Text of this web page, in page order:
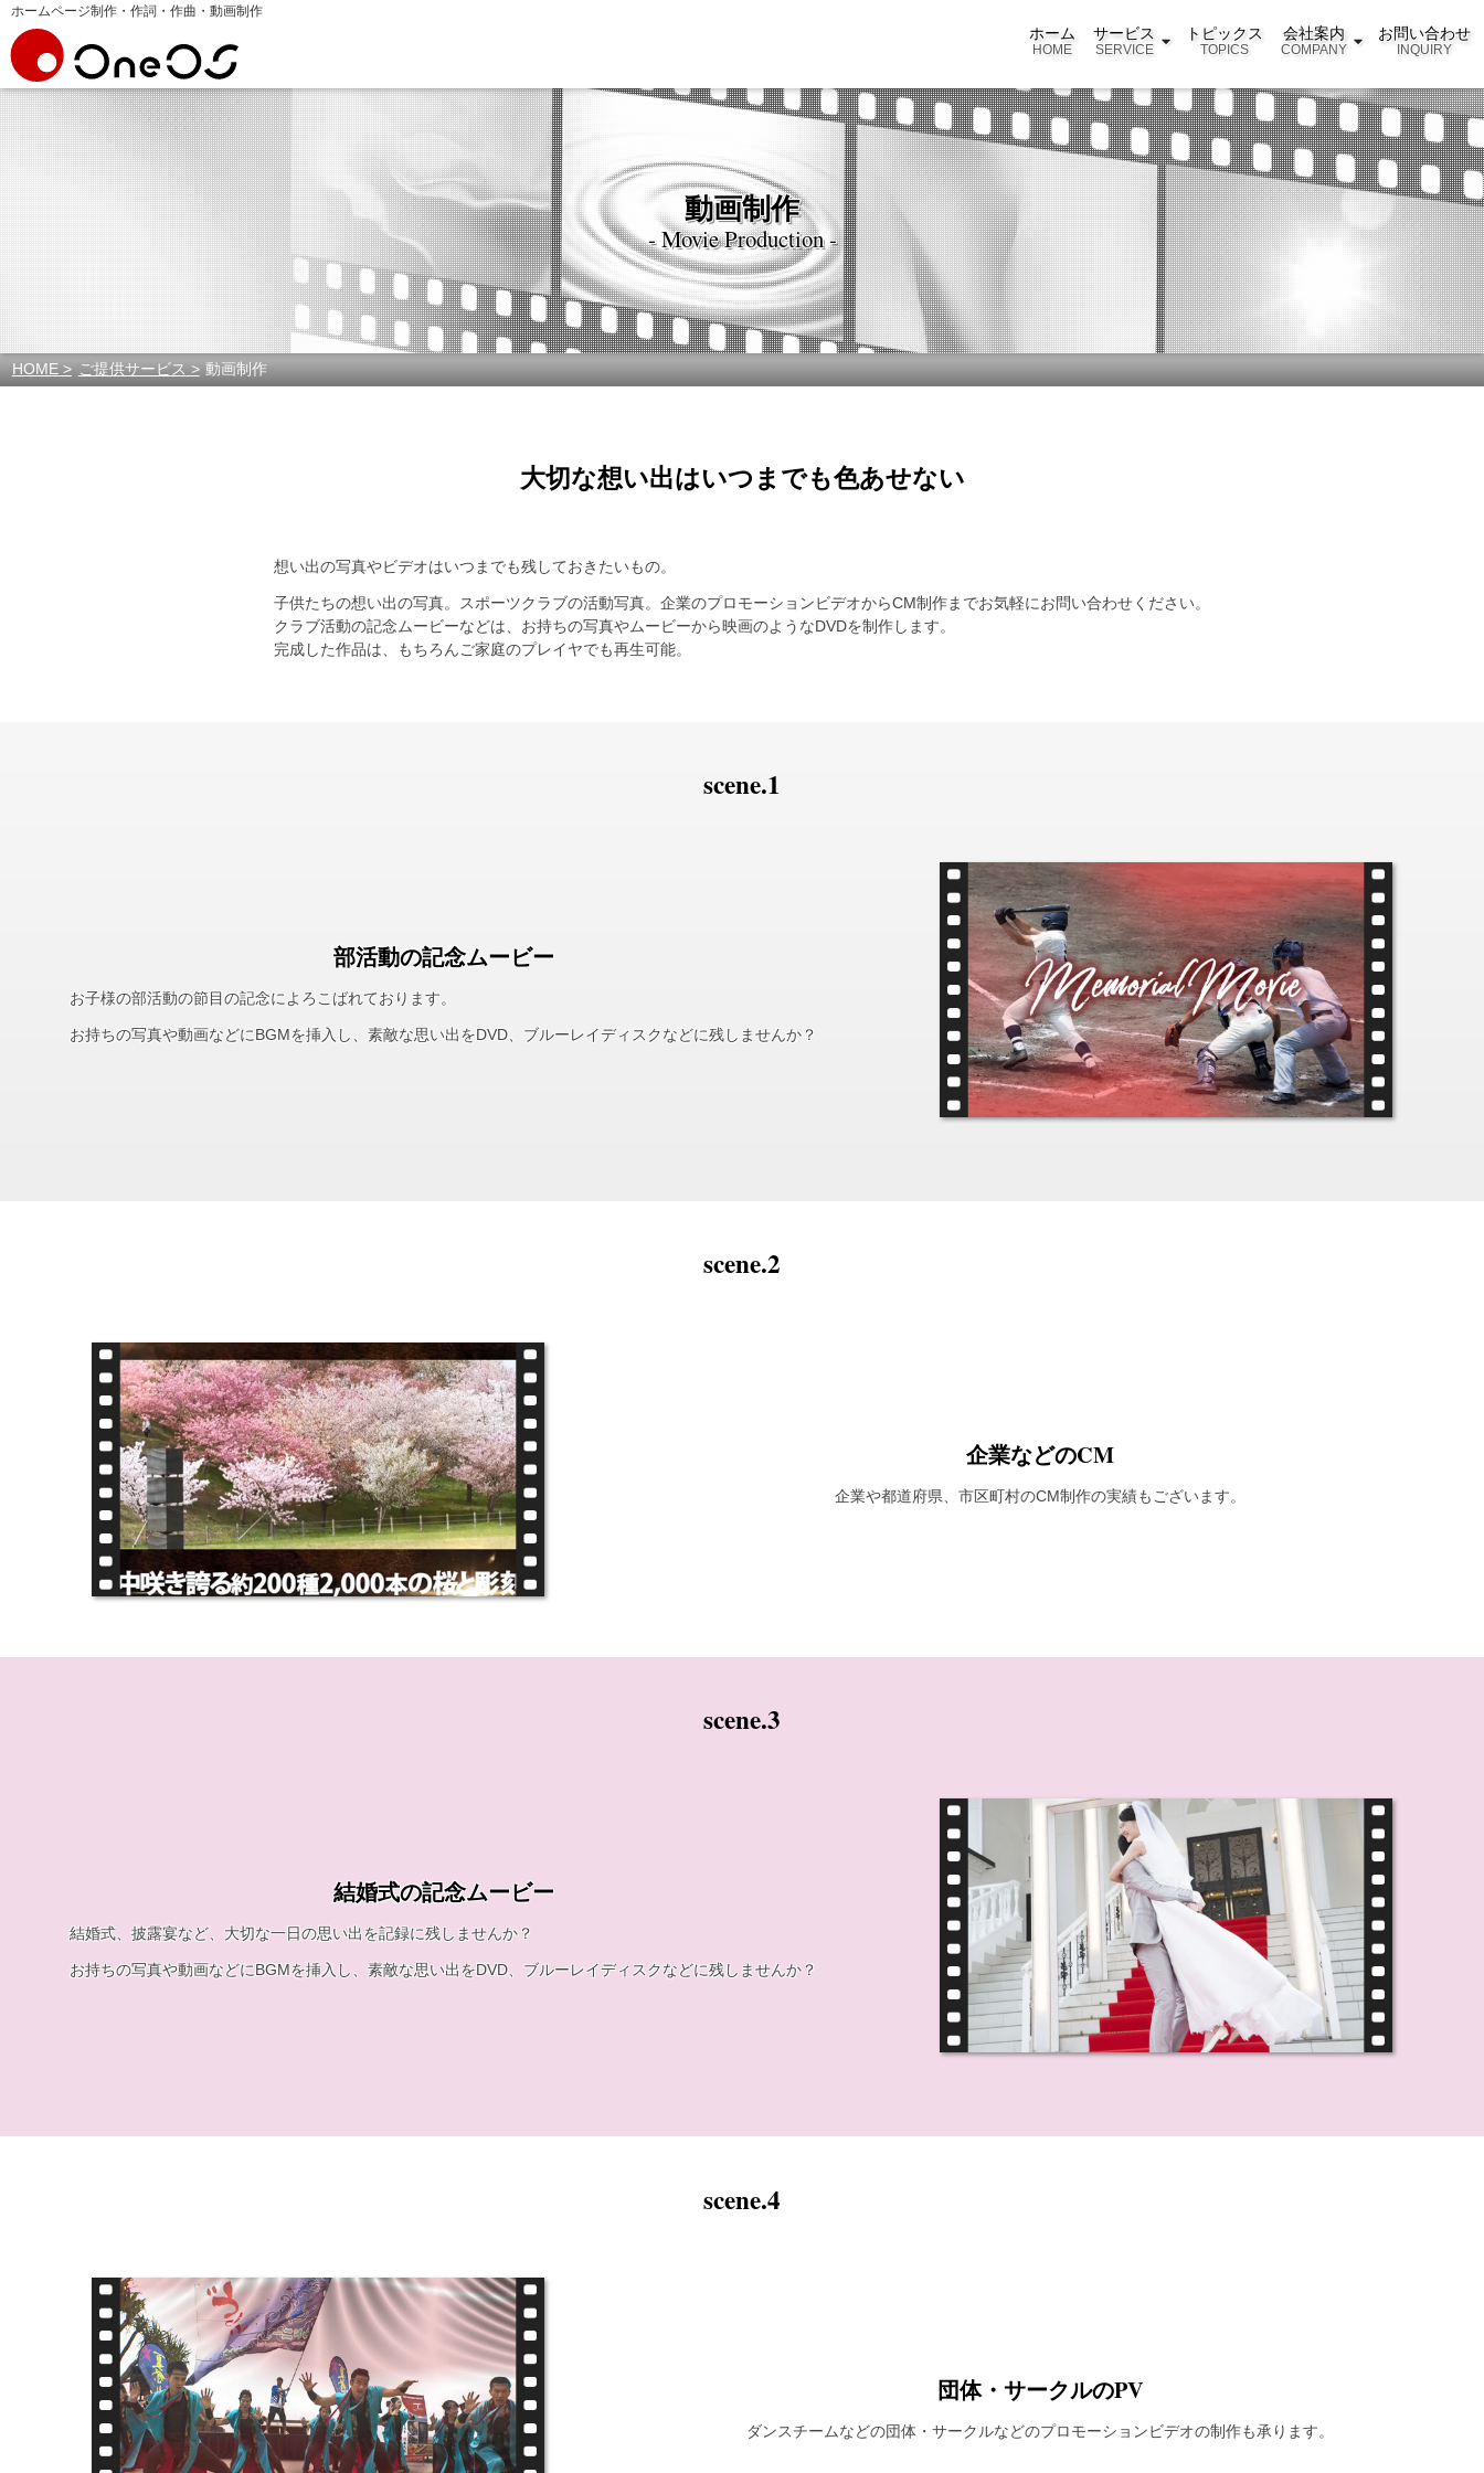
ホームページ制作・作詞・作曲・動画制作
ホーム
HOME
サービス
SERVICE
トピックス
TOPICS
会社案内
COMPANY
お問い合わせ
INQUIRY
動画制作
- Movie Production -
HOME ご提供サービス 動画制作
大切な想い出はいつまでも色あせない
想い出の写真やビデオはいつまでも残しておきたいもの。
子供たちの想い出の写真。スポーツクラブの活動写真。企業のプロモーションビデオからCM制作までお気軽にお問い合わせください。
クラブ活動の記念ムービーなどは、お持ちの写真やムービーから映画のようなDVDを制作します。
完成した作品は、もちろんご家庭のプレイヤでも再生可能。
scene.1
部活動の記念ムービー
お子様の部活動の節目の記念によろこばれております。
お持ちの写真や動画などにBGMを挿入し、素敵な思い出をDVD、ブルーレイディスクなどに残しませんか？
scene.2
企業などのCM
企業や都道府県、市区町村のCM制作の実績もございます。
scene.3
結婚式の記念ムービー
結婚式、披露宴など、大切な一日の思い出を記録に残しませんか？
お持ちの写真や動画などにBGMを挿入し、素敵な思い出をDVD、ブルーレイディスクなどに残しませんか？
scene.4
団体・サークルのPV
ダンスチームなどの団体・サークルなどのプロモーションビデオの制作も承ります。